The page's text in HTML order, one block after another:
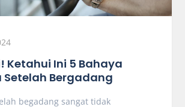
Ketahui Ini 5 Bahaya
Bergadang
begadang sangat tidak